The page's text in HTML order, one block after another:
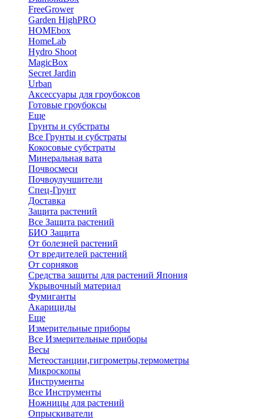
FreeGrower
Garden HighPRO
HOMEbox
HomeLab
Hydro Shoot
MagicBox
Secret Jardin
Urban
Аксессуары для гроубоксов
Готовые гроубоксы
Еще
Грунты и субстраты
Все Грунты и субстраты
Кокосовые субстраты
Минеральная вата
Почвосмеси
Почвоулучшители
Спец-Грунт
Доставка
Защита растений
Все Защита растений
БИО Защита
От болезней растений
От вредителей растений
От сорняков
Средства защиты для растений Япония
Укрывочный материал
Фумиганты
Акарициды
Еще
Измерительные приборы
Все Измерительные приборы
Весы
Метеостанции,гигрометры,термометры
Микроскопы
Инструменты
Все Инструменты
Ножницы для растений
Опрыскиватели